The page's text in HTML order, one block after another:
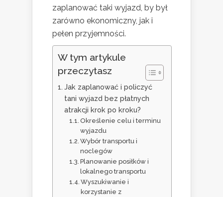
zaplanować taki wyjazd, by był
zarówno ekonomiczny, jak i
pełen przyjemności.
W tym artykule
przeczytasz
Jak zaplanować i policzyć
tani wyjazd bez płatnych
atrakcji krok po kroku?
Określenie celu i terminu
wyjazdu
Wybór transportu i
noclegów
Planowanie posiłków i
lokalnego transportu
Wyszukiwanie i
korzystanie z